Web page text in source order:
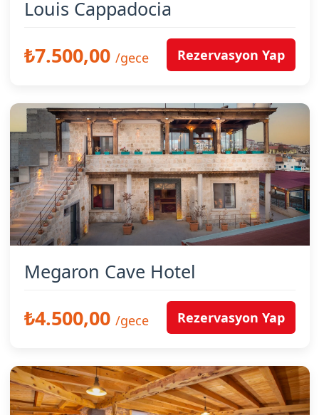
Louis Cappadocia
₺7.500,00 /gece Rezervasyon Yap
Megaron Cave Hotel
₺4.500,00 /gece Rezervasyon Yap